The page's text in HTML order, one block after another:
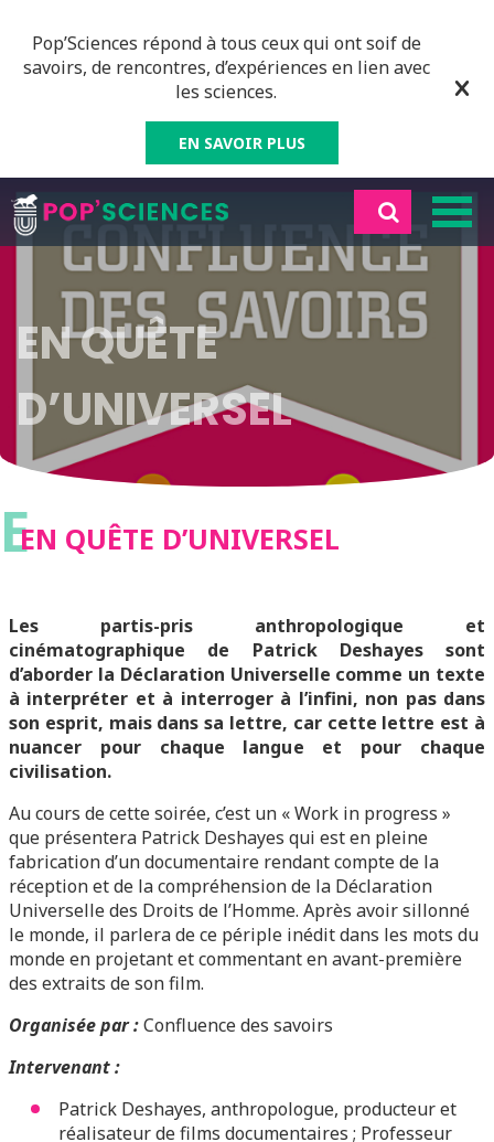
Pop’Sciences répond à tous ceux qui ont soif de
savoirs, de rencontres, d’expériences en lien avec
les sciences.
EN SAVOIR PLUS
EN QUÊTE
D’UNIVERSEL
EEN QUÊTE D’UNIVERSEL
Les partis-pris anthropologique et
cinématographique de Patrick Deshayes sont
d’aborder la Déclaration Universelle comme un texte
à interpréter et à interroger à l’infini, non pas dans
son esprit, mais dans sa lettre, car cette lettre est à
nuancer pour chaque langue et pour chaque
civilisation.
Au cours de cette soirée, c’est un « Work in progress »
que présentera Patrick Deshayes qui est en pleine
fabrication d’un documentaire rendant compte de la
réception et de la compréhension de la Déclaration
Universelle des Droits de l’Homme. Après avoir sillonné
le monde, il parlera de ce périple inédit dans les mots du
monde en projetant et commentant en avant-première
des extraits de son film.
Organisée par :Confluence des savoirs
Intervenant :
Patrick Deshayes, anthropologue, producteur et
réalisateur de films documentaires ; Professeur